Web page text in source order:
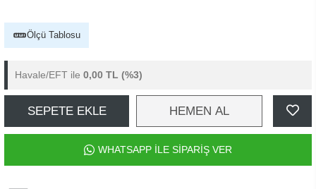
Ölçü Tablosu
Havale/EFT ile 0,00 TL (%3)
SEPETE EKLE HEMEN AL
WHATSAPP İLE SİPARİŞ VER